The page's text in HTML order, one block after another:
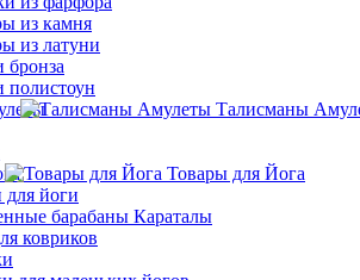
из камня
из латуни
бронза
полистоун
Талисманы
Товары для Йога
йоги
барабаны Караталы
ковриков